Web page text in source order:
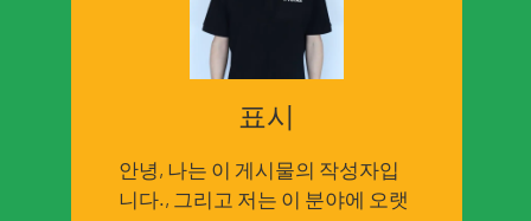
표시
안녕, 나는 이 게시물의 작성자입
니다., 그리고 저는 이 분야에 오랫